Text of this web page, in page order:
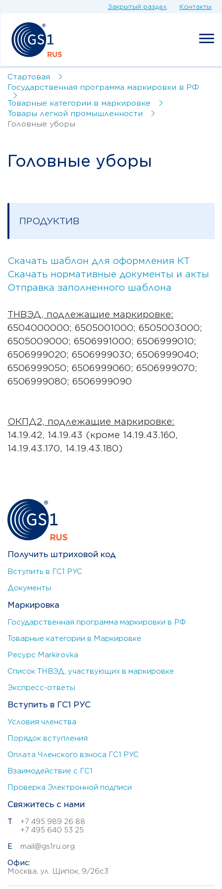
Закрытый раздел Контакты
Стартовая
Государственная программа маркировки в РФ
Товарные категории в маркировке
Товары легкой промышленности
Головные уборы
Головные уборы
ПРОДУКТИВ
Скачать шаблон для оформления КТ
Скачать нормативные документы и акты
Отправка заполненного шаблона
ТНВЭД, подлежащие маркировке:
6504000000; 6505001000; 6505003000;
6505009000; 6506991000; 6506999010;
6506999020; 6506999030; 6506999040;
6506999050; 6506999060; 6506999070;
6506999080; 6506999090
ОКПД2, подлежащие маркировке:
14.19.42, 14.19.43 (кроме 14.19.43.160,
14.19.43.170, 14.19.43.180)
Получить штриховой код
Вступить в ГС1 РУС
Документы
Маркировка
Государственная программа маркировки в РФ
Товарные категории в Маркировке
Ресурс Markirovka
Список ТНВЭД, участвующих в маркировке
Экспресс-ответы
Вступить в ГС1 РУС
Условия членства
Порядок вступления
Оплата Членского взноса ГС1 РУС
Взаимодействие с ГС1
Проверка Электронной подписи
Свяжитесь с нами
Т
+7 495 989 26 88
+7 495 640 53 25
E mail@gs1ru.org
Офис:
Москва, ул. Щипок, 9/26с3